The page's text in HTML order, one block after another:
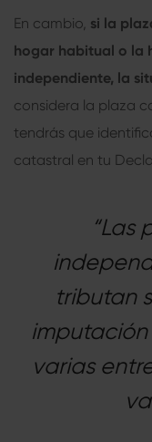
En cambio, si la
hogar habitual o la
independiente, la
considera la plaza
tendrás que
catastral en tu
“Las
tributan
varias